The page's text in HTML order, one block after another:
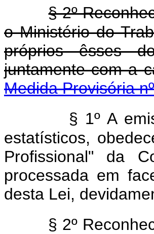
§ 2º
o Ministério do
próprios êsses
juntamente com a
Medida Provisória
§ 1º A
estatísticos,
Profissional" da
processada em
desta Lei,
§ 2º